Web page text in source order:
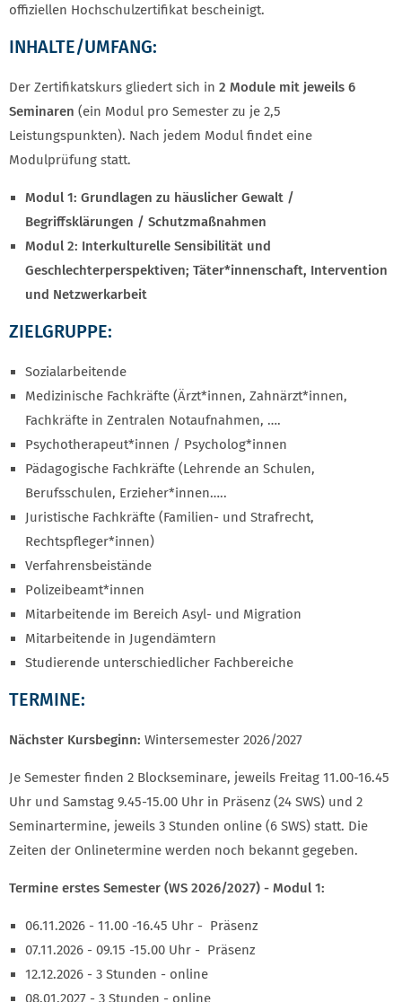
offiziellen Hochschulzertifikat bescheinigt.
INHALTE/UMFANG:
Der Zertifikatskurs gliedert sich in 2 Module mit jeweils 6
Seminaren (ein Modul pro Semester zu je 2,5
Leistungspunkten). Nach jedem Modul findet eine
Modulprüfung statt.
Modul 1: Grundlagen zu häuslicher Gewalt /
Begriffsklärungen / Schutzmaßnahmen
Modul 2: Interkulturelle Sensibilität und
Geschlechterperspektiven; Täter*innenschaft, Intervention
und Netzwerkarbeit
ZIELGRUPPE:
Sozialarbeitende
Medizinische Fachkräfte (Ärzt*innen, Zahnärzt*innen,
Fachkräfte in Zentralen Notaufnahmen, ….
Psychotherapeut*innen / Psycholog*innen
Pädagogische Fachkräfte (Lehrende an Schulen,
Berufsschulen, Erzieher*innen…..
Juristische Fachkräfte (Familien- und Strafrecht,
Rechtspfleger*innen)
Verfahrensbeistände
Polizeibeamt*innen
Mitarbeitende im Bereich Asyl- und Migration
Mitarbeitende in Jugendämtern
Studierende unterschiedlicher Fachbereiche
TERMINE:
Nächster Kursbeginn: Wintersemester 2026/2027
Je Semester finden 2 Blockseminare, jeweils Freitag 11.00-16.45
Uhr und Samstag 9.45-15.00 Uhr in Präsenz (24 SWS) und 2
Seminartermine, jeweils 3 Stunden online (6 SWS) statt. Die
Zeiten der Onlinetermine werden noch bekannt gegeben.
Termine erstes Semester (WS 2026/2027) - Modul 1:
06.11.2026 - 11.00 -16.45 Uhr - Präsenz
07.11.2026 - 09.15 -15.00 Uhr - Präsenz
12.12.2026 - 3 Stunden - online
08.01.2027 - 3 Stunden - online